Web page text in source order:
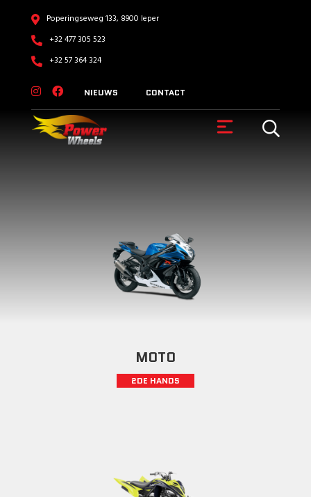
Poperingseweg 133, 8900 Ieper
+32 477 305 523
+32 57 364 324
NIEUWS CONTACT
MOTO
2DE HANDS